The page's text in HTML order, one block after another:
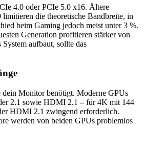
4.0 oder PCIe 5.0 x16. Ältere
die theoretische Bandbreite, in
beim Gaming jedoch meist unter 3 %.
Generation profitieren stärker von
aufbaut, sollte das
dein Monitor benötigt. Moderne GPUs
2.1 sowie HDMI 2.1 – für 4K mit 144
HDMI 2.1 zwingend erforderlich.
werden von beiden GPUs problemlos